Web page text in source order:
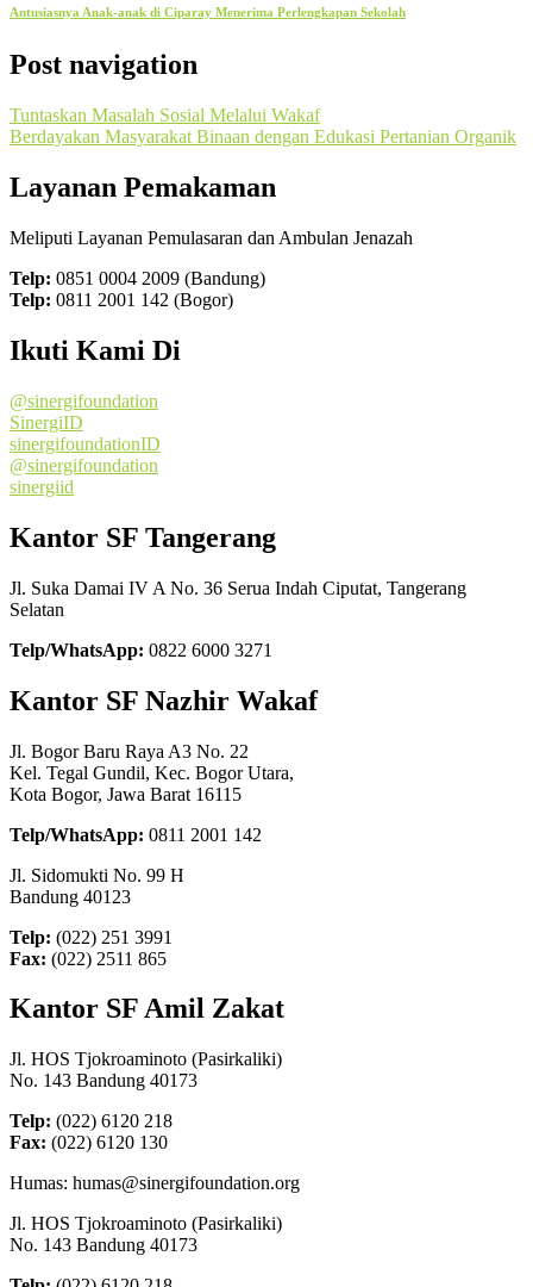
Antusiasnya Anak-anak di Ciparay Menerima Perlengkapan Sekolah
Post navigation
Tuntaskan Masalah Sosial Melalui Wakaf
Berdayakan Masyarakat Binaan dengan Edukasi Pertanian Organik
Layanan Pemakaman
Meliputi Layanan Pemulasaran dan Ambulan Jenazah
Telp: 0851 0004 2009 (Bandung)
Telp: 0811 2001 142 (Bogor)
Ikuti Kami Di
@sinergifoundation
SinergiID
sinergifoundationID
@sinergifoundation
sinergiid
Kantor SF Tangerang
Jl. Suka Damai IV A No. 36 Serua Indah Ciputat, Tangerang
Selatan
Telp/WhatsApp: 0822 6000 3271
Kantor SF Nazhir Wakaf
Jl. Bogor Baru Raya A3 No. 22
Kel. Tegal Gundil, Kec. Bogor Utara,
Kota Bogor, Jawa Barat 16115
Telp/WhatsApp: 0811 2001 142
Jl. Sidomukti No. 99 H
Bandung 40123
Telp: (022) 251 3991
Fax: (022) 2511 865
Kantor SF Amil Zakat
Jl. HOS Tjokroaminoto (Pasirkaliki)
No. 143 Bandung 40173
Telp: (022) 6120 218
Fax: (022) 6120 130
Humas: humas@sinergifoundation.org
Jl. HOS Tjokroaminoto (Pasirkaliki)
No. 143 Bandung 40173